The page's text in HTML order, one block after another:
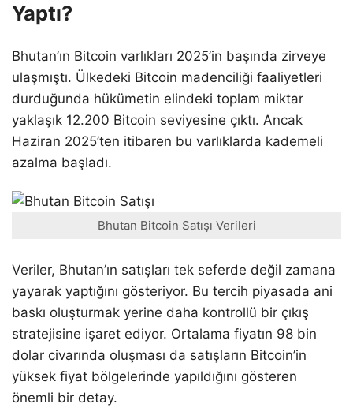
Yaptı?
Bhutan’ın Bitcoin varlıkları 2025’in başında zirveye
ulaşmıştı. Ülkedeki Bitcoin madenciliği faaliyetleri
durduğunda hükümetin elindeki toplam miktar
yaklaşık 12.200 Bitcoin seviyesine çıktı. Ancak
Haziran 2025’ten itibaren bu varlıklarda kademeli
azalma başladı.
Bhutan Bitcoin Satışı Verileri
Veriler, Bhutan’ın satışları tek seferde değil zamana
yayarak yaptığını gösteriyor. Bu tercih piyasada ani
baskı oluşturmak yerine daha kontrollü bir çıkış
stratejisine işaret ediyor. Ortalama fiyatın 98 bin
dolar civarında oluşması da satışların Bitcoin’in
yüksek fiyat bölgelerinde yapıldığını gösteren
önemli bir detay.